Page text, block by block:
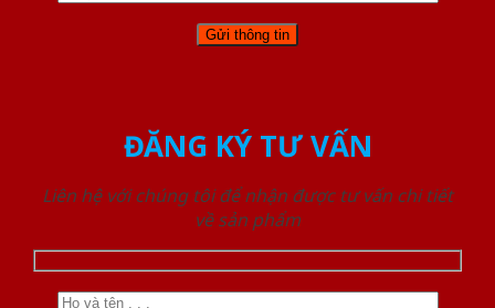
ĐĂNG KÝ TƯ VẤN
Liên hệ với chúng tôi để nhận được tư vấn chi tiết
về sản phẩm